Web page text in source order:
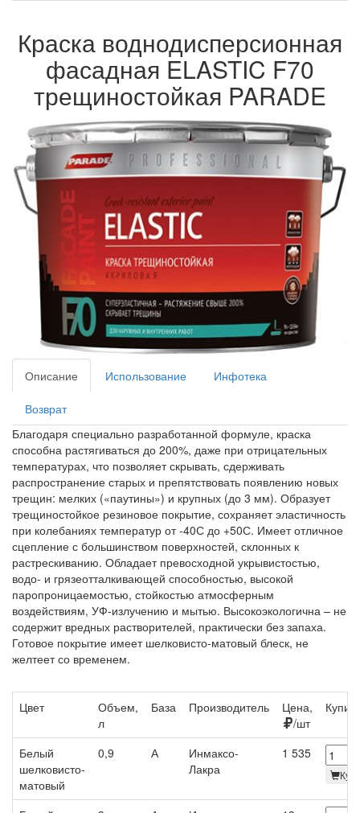
Краска воднодисперсионная
фасадная ELASTIC F70
трещиностойкая PARADE
Описание Использование Инфотека
Возврат
Благодаря специально разработанной формуле, краска
способна растягиваться до 200%, даже при отрицательных
температурах, что позволяет скрывать, сдерживать
распространение старых и препятствовать появлению новых
трещин: мелких («паутины») и крупных (до 3 мм). Образует
трещиностойкое резиновое покрытие, сохраняет эластичность
при колебаниях температур от -40С до +50С. Имеет отличное
сцепление с большинством поверхностей, склонных к
растрескиванию. Обладает превосходной укрывистостью,
водо- и грязеотталкивающей способностью, высокой
паропроницаемостью, стойкостью атмосферным
воздействиям, УФ-излучению и мытью. Высокоэкологична – не
содержит вредных растворителей, практически без запаха.
Готовое покрытие имеет шелковисто-матовый блеск, не
желтеет со временем.
Цвет
Объем,
л
База Производитель
Цена,
/шт
Купить
Белый
шелковисто-
матовый
0,9 А
Инмаксо-
Лакра
1 535